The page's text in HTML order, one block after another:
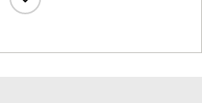
638,41 B